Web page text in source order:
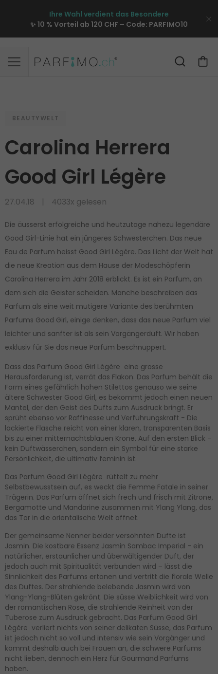
Ihre Wahl verdient das Besondere
✨ 10 % Vorteil ab 120 CHF – Code: PARFIMO10
BEAUTYWELT
Carolina Herrera
Good Girl Légère
27.04.18 4033x gelesen
Die äusserst erfolgreiche und heutzutage nahezu legendäre
Good Girl-Linie hat ein jüngeres Schwesterchen. Das neue
Eau de Parfum heisst Good Girl Légère. Das Licht der Welt hat
die neue Kreation aus dem Hause der Modeschöpferin
Carolina Herrera im Jahr 2018 erblickt. Es ist ein Parfum, an
dem sich die Geister scheiden. Manche beschreiben das
Parfum als eine weit mutigere Variante des berühmten
Parfums Good Girl, einige denken, dass das neue Parfum viel
leichter und sanfter ist als sein Vorgängerduft. Wir haben
exklusiv für Sie das neue Parfum beschnuppert.
Dass das Parfum Good Girl Légère eine grosse
Herausforderung ist, verrät das Flakon. Das Parfum behält die
Form eines gefährlich hohen Stilettos genauso wie seine
ältere Schwester Good Girl, es bekommt jedoch einen neuen
Mantel, der den Geist des Dufts zum Ausdruck bringt. Er
sprüht ebenso vor Raffinesse und Verführungskraft - Die
lackierte Flasche reicht von einer klaren, transparenten Basis
bis zu einer mitternachtsblauen Krone. Auf den ersten Blick -
kein Duftwässerchen, sondern ein Symbol für eine starke
Persönlichkeit, die ultimativ feminin ist.
Das Parfum Good Girl Légère rüttelt zu mehr
Selbstbewusstsein auf, es weckt die Femme Fatale in seiner
Trägerin. Das Parfum öffnet sich frech und frisch mit Zitrone,
Bergamotte und Mandarine zusammen mit Ylang Ylang, das
das Tor in die orientalische Welt öffnet.
Der gemeinsame Nenner beider versöhnten Düfte ist
Jasmin. Die kostbare Essenz Jasmin Sambac Imperial - ein
natürlicher, erstaunlicher und überwältigender Duft, der
jedoch auch mit Spiritualität verbunden wird – lässt die
Sinnlichkeit des Parfums ertönen und vertritt die florale Welle
des Duftes. Der strahlende belebende Jasmin wird von
Ylang-Ylang-Blüten gekrönt. Die süsse Weiblichkeit wird von
der romantischen Rose, die strahlende Reinheit von der
Tuberose zum Ausdruck gebracht. Das Parfum Good Girl
Légère verliert nichts von seiner delikaten Süsse, das Parfum
ist jedoch nicht so voll und intensiv wie sein Vorgänger und
kommt deshalb auch bei Frauen an, die schwere Parfums
nicht lieben, dennoch ein Herz für Gourmand Parfums
haben.